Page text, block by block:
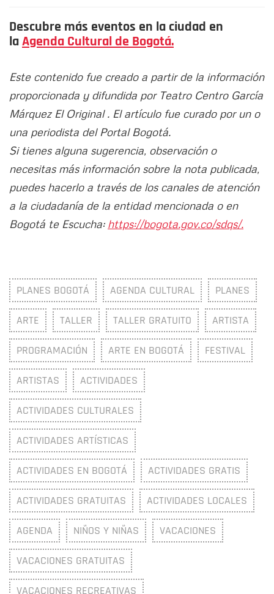
Descubre más eventos en la ciudad en
laAgenda Cultural de Bogotá.
Este contenido fue creado a partir de la información
proporcionada y difundida por Teatro Centro García
Márquez El Original . El artículo fue curado por un o
una periodista del Portal Bogotá.
Si tienes alguna sugerencia, observación o
necesitas más información sobre la nota publicada,
puedes hacerlo a través de los canales de atención
a la ciudadanía de la entidad mencionada o en
Bogotá te Escucha: https://bogota.gov.co/sdqs/.
PLANES BOGOTÁ AGENDA CULTURAL PLANES
ARTE TALLER TALLER GRATUITO ARTISTA
PROGRAMACIÓN ARTE EN BOGOTÁ FESTIVAL
ARTISTAS ACTIVIDADES
ACTIVIDADES CULTURALES
ACTIVIDADES ARTÍSTICAS
ACTIVIDADES EN BOGOTÁ ACTIVIDADES GRATIS
ACTIVIDADES GRATUITAS ACTIVIDADES LOCALES
AGENDA NIÑOS Y NIÑAS VACACIONES
VACACIONES GRATUITAS
VACACIONES RECREATIVAS